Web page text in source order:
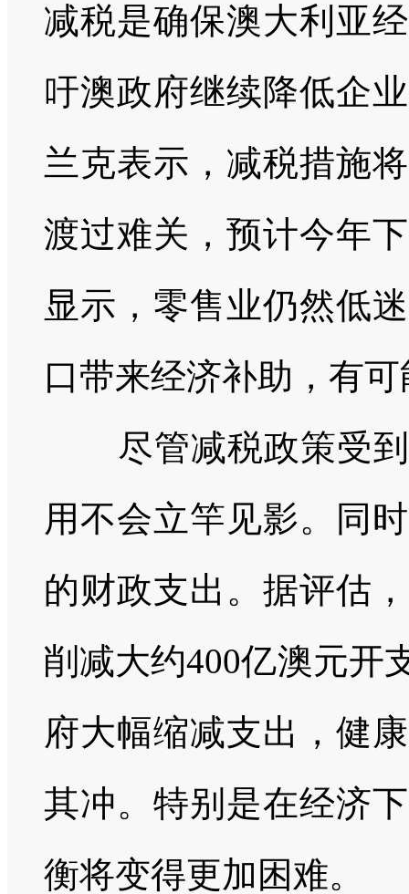
减税是确保澳大利亚
吁澳政府继续降低企
兰克表示，减税措施
渡过难关，预计今年
显示，零售业仍然低
口带来经济补助，有
尽管减税政策受到
用不会立竿见影。同
的财政支出。据评估
削减大约400亿澳元开
府大幅缩减支出，健
其冲。特别是在经济
衡将变得更加困难。